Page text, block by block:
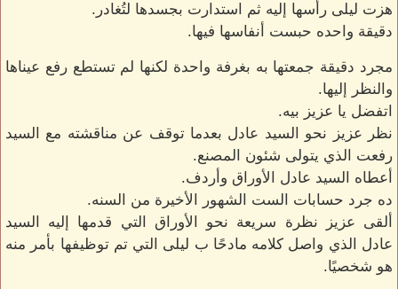
هزت ليلى رأسها إليه ثم استدارت بجسدها لتُغادر.
دقيقة واحده حبست أنفاسها فيها.
مجرد دقيقة جمعتها به بغرفة واحدة لكنها لم تستطع رفع عيناها
والنظر إليها.
اتفضل يا عزيز بيه.
نظر عزيز نحو السيد عادل بعدما توقف عن مناقشته مع السيد
رفعت الذي يتولى شئون المصنع.
أعطاه السيد عادل الأوراق وأردف.
ده جرد حسابات الست الشهور الأخيرة من السنه.
ألقى عزيز نظرة سريعة نحو الأوراق التي قدمها إليه السيد
عادل الذي واصل كلامه مادحًا ب ليلى التي تم توظيفها بأمر منه
هو شخصيًا.